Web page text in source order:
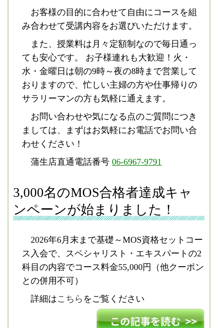
お客様の目的に合わせて自由にコースを組
み合わせて受講内容をお選びいただけます。
また、授業料は月々定額制なので毎日通っ
ても安心です。 お子様連れも大歓迎！火・
水・金曜日は朝の9時～夜の8時まで営業して
おりますので、忙しい主婦の方や仕事帰りの
サラリーマンの方も気軽に通えます。
お問い合わせや気になる点のご質問につき
ましては、まずはお気軽にお電話でお問い合
わせください！
蒲生店直通電話番号06-6967-9791
3,000名のMOS合格者達成キャ
ンペーンが始まりました！
2026年6月末まで基礎～MOS資格セットコー
ス入会で、スペシャリスト・エキスパートの2
科目の内容でコース料金55,000円（他クーポン
との併用不可）
詳細はこちら をご覧ください